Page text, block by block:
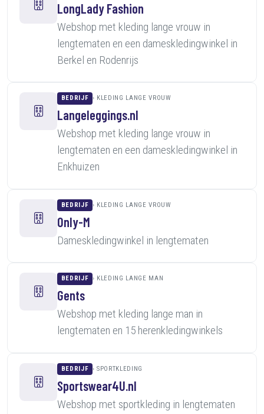
LongLady Fashion
Webshop met kleding lange vrouw in
lengtematen en een dameskledingwinkel in
Berkel en Rodenrijs
BEDRIJF KLEDING LANGE VROUW
Langeleggings.nl
Webshop met kleding lange vrouw in
lengtematen en een dameskledingwinkel in
Enkhuizen
BEDRIJF KLEDING LANGE VROUW
Only-M
Dameskledingwinkel in lengtematen
BEDRIJF KLEDING LANGE MAN
Gents
Webshop met kleding lange man in
lengtematen en 15 herenkledingwinkels
BEDRIJF SPORTKLEDING
Sportswear4U.nl
Webshop met sportkleding in lengtematen